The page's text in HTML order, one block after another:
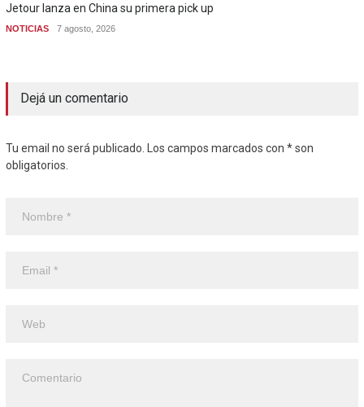
Jetour lanza en China su primera pick up
NOTICIAS 7 agosto, 2026
Dejá un comentario
Tu email no será publicado. Los campos marcados con * son
obligatorios.